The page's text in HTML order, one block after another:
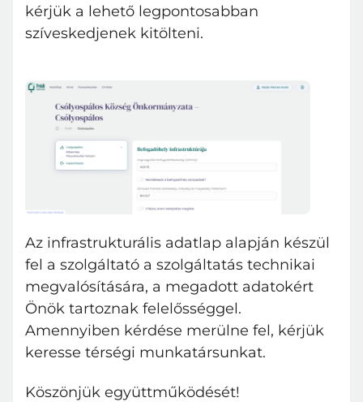
kérjük a lehető legpontosabban
szíveskedjenek kitölteni.
Az infrastrukturális adatlap alapján készül
fel a szolgáltató a szolgáltatás technikai
megvalósítására, a megadott adatokért
Önök tartoznak felelősséggel.
Amennyiben kérdése merülne fel, kérjük
keresse térségi munkatársunkat.
Köszönjük együttműködését!